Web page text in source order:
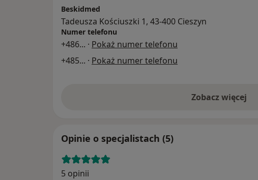
Beskidmed
Tadeusza Kościuszki 1, 43-400 Cieszyn
Numer telefonu
+486... · Pokaż numer telefonu
+485... · Pokaż numer telefonu
Zobacz więcej
Opinie o specjalistach (5)
5 opinii